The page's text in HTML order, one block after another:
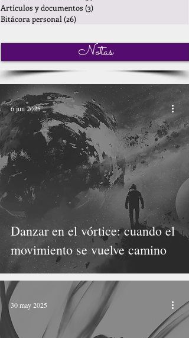
Artículos y documentos (3)
Bitácora personal (26)
Notas
Danzar en el vórtice: cuando el
movimiento se vuelve camino
6 jun 2025
30 may 2025